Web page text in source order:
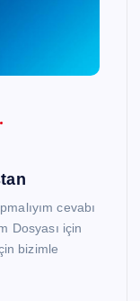
cevabı
Dosyası için
bizimle